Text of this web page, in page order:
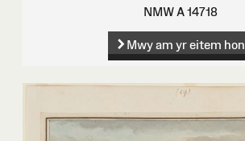
NMW A 14718
Mwy am yr eitem hon